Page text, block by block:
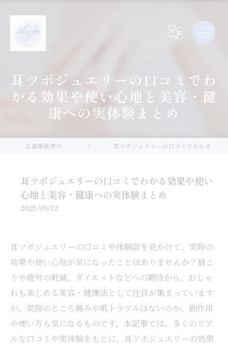
耳ツボジュエリーの口コミでわ
かる効果や使い心地と美容・健
康への実体験まとめ
広島県呉市のネイルならLurina.Nail Column 耳ツボジュエリーの口コミでわかる効果や使い心地と美容・健康への実体験まとめ
耳ツボジュエリーの口コミでわかる効果や使い
心地と美容・健康への実体験まとめ
2025/09/12
耳ツボジュエリーの口コミや体験談を見かけて、実際の
効果や使い心地が気になったことはありませんか？肩こ
りや疲労の軽減、ダイエットなどへの期待から、おしゃ
れも楽しめる美容・健康法として注目が集まっています
が、実際のところ痛みや肌トラブルはないのか、副作用
や使い方も気になるものです。本記事では、多くのリア
ルな口コミや実体験をもとに、耳ツボジュエリーの効果